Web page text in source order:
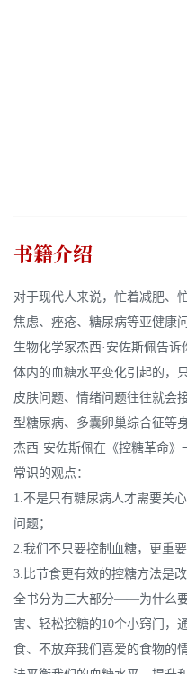
书籍介绍
对于现代人来说，忙着减肥、
焦虑、痤疮、糖尿病等亚健康
生物化学家杰西·安佐斯佩告诉
体内的血糖水平变化引起的，
皮肤问题、情绪问题往往就会
型糖尿病、多囊卵巢综合征等
杰西·安佐斯佩在《控糖革命
常识的观点：
1.不是只有糖尿病人才需要关
问题；
2.我们不只要控制血糖，更重
3.比节食更有效的控糖方法是改
全书分为三大部分——为什么
害、轻松控糖的10个小窍门，
食、不放弃我们喜爱的食物的